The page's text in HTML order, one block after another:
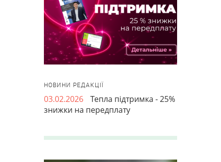
НОВИНИ РЕДАКЦІЇ
03.02.2026
Тепла підтримка - 25%
знижки на передплату